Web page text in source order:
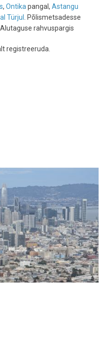
, Ontika pangal, Astangu
Türjul
. Põlismetsadesse
rahvuspargis
registreeruda.